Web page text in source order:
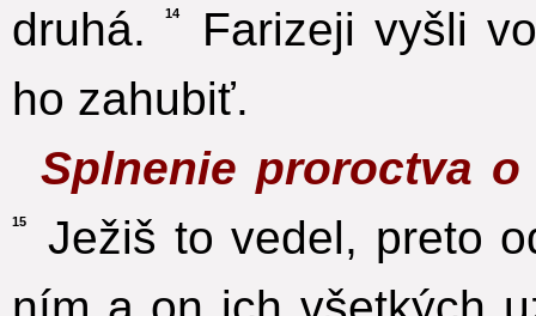
druhá.
14
Farizeji vyšli
ho zahubiť.
Splnenie proroctva
15
Ježiš to vedel, preto